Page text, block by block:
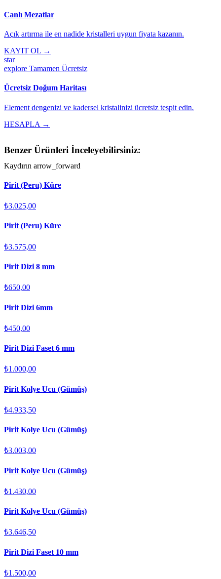
Canlı Mezatlar
Açık artırma ile en nadide kristalleri uygun fiyata kazanın.
KAYIT OL →
star
explore Tamamen Ücretsiz
Ücretsiz Doğum Haritası
Element dengenizi ve kadersel kristalinizi ücretsiz tespit edin.
HESAPLA →
Benzer Ürünleri İnceleyebilirsiniz:
Kaydırın arrow_forward
Pirit (Peru) Küre
₺3.025,00
Pirit (Peru) Küre
₺3.575,00
Pirit Dizi 8 mm
₺650,00
Pirit Dizi 6mm
₺450,00
Pirit Dizi Faset 6 mm
₺1.000,00
Pirit Kolye Ucu (Gümüş)
₺4.933,50
Pirit Kolye Ucu (Gümüş)
₺3.003,00
Pirit Kolye Ucu (Gümüş)
₺1.430,00
Pirit Kolye Ucu (Gümüş)
₺3.646,50
Pirit Dizi Faset 10 mm
₺1.500,00